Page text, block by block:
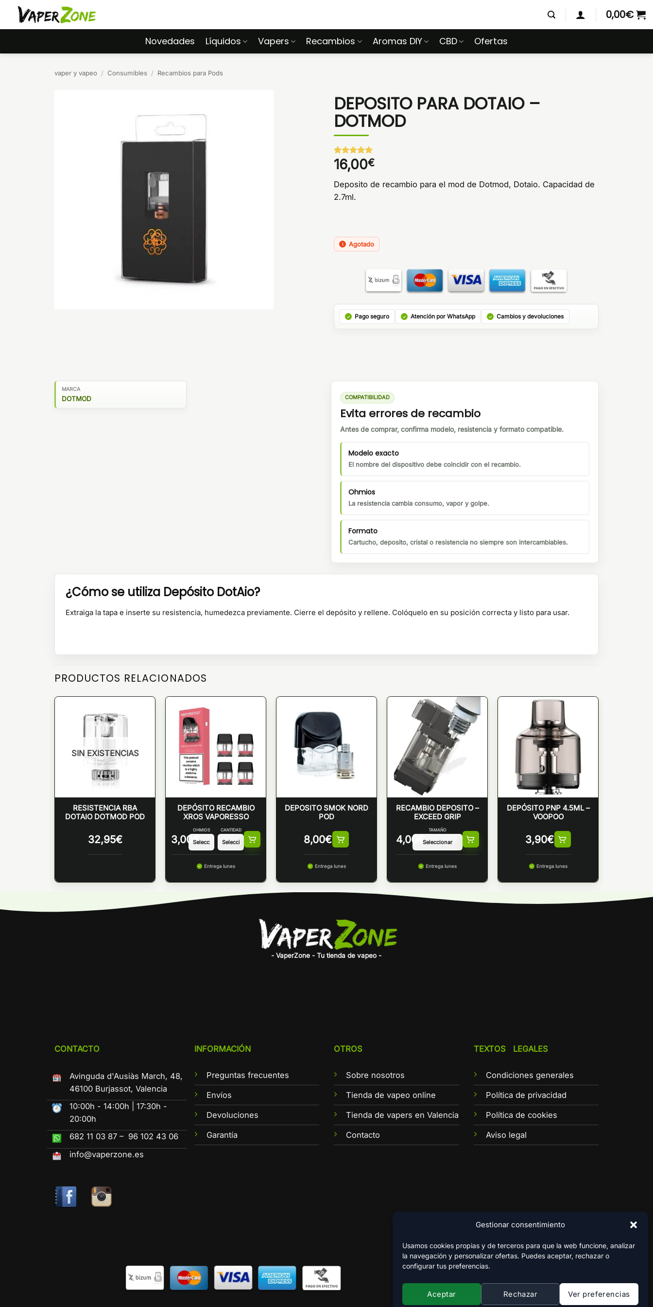
Gestionar consentimiento
Usamos cookies propias y de terceros para que la web funcione, analizar
la navegación y personalizar ofertas. Puedes aceptar, rechazar o
configurar tus preferencias.
Aceptar Rechazar Ver preferencias
Saltar
contenido
0,00€
Novedades Líquidos Vapers Recambios Aromas DIY CBD Ofertas
vaper y vapeo / Consumibles / Recambios para Pods
DEPOSITO PARA DOTAIO –
DOTMOD
Valorado
con5de 5
1
valoración
de un
cliente
16,00€
Deposito de recambio para el mod de Dotmod, Dotaio. Capacidad de
2.7ml.
Agotado
Pago seguro Atención por WhatsApp Cambios y devoluciones
MARCA
DOTMOD COMPATIBILIDAD
Evita errores de recambio
Antes de comprar, confirma modelo, resistencia y formato compatible.
Modelo exacto
El nombre del dispositivo debe coincidir con el recambio.
Ohmios
La resistencia cambia consumo, vapor y golpe.
Formato
Cartucho, deposito, cristal o resistencia no siempre son intercambiables.
¿Cómo se utiliza Depósito DotAio?
Extraiga la tapa e inserte su resistencia, humedezca previamente. Cierre el depósito y rellene. Colóquelo en su posición correcta y listo para usar.
PRODUCTOS RELACIONADOS
SIN EXISTENCIAS
RESISTENCIA RBA
DOTAIO DOTMOD POD
32,95€
DEPÓSITO RECAMBIO
XROS VAPORESSO
3,00 €
OHMIOS CANTIDAD
Entrega lunes
DEPOSITO SMOK NORD
POD
8,00€
Entrega lunes
RECAMBIO DEPOSITO –
EXCEED GRIP
4,00 €
TAMAÑO
Entrega lunes
DEPÓSITO PNP 4.5ML –
VOOPOO
3,90€
Entrega lunes
- VaperZone - Tu tienda de vapeo -
CONTACTO
Avinguda d'Ausiàs March, 48,
46100 Burjassot, Valencia
10:00h - 14:00h | 17:30h -
20:00h
682 11 03 87 – 96 102 43 06
info@vaperzone.es
INFORMACIÓN
Preguntas frecuentes
Envíos
Devoluciones
Garantía
OTROS
Sobre nosotros
Tienda de vapeo online
Tienda de vapers en Valencia
Contacto
TEXTOS LEGALES
Condiciones generales
Política de privacidad
Política de cookies
Aviso legal